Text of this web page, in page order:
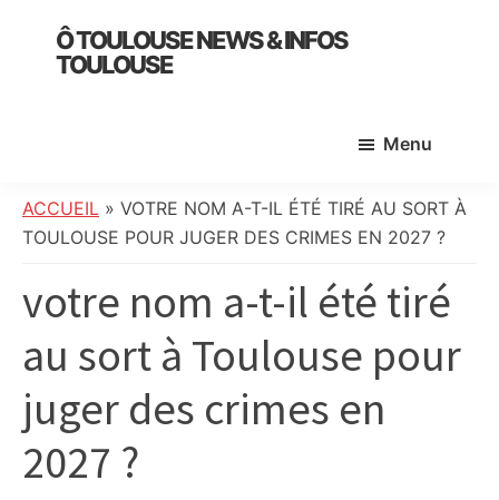
primary
Ô TOULOUSE NEWS & INFOS
TOULOUSE
:
info
société,
culture,
politique,
faits
divers
et
Menu
ACCUEIL » VOTRE NOM A-T-IL ÉTÉ TIRÉ AU SORT À
TOULOUSE POUR JUGER DES CRIMES EN 2027 ?
votre nom a-t-il été tiré
au sort à Toulouse pour
juger des crimes en
2027 ?